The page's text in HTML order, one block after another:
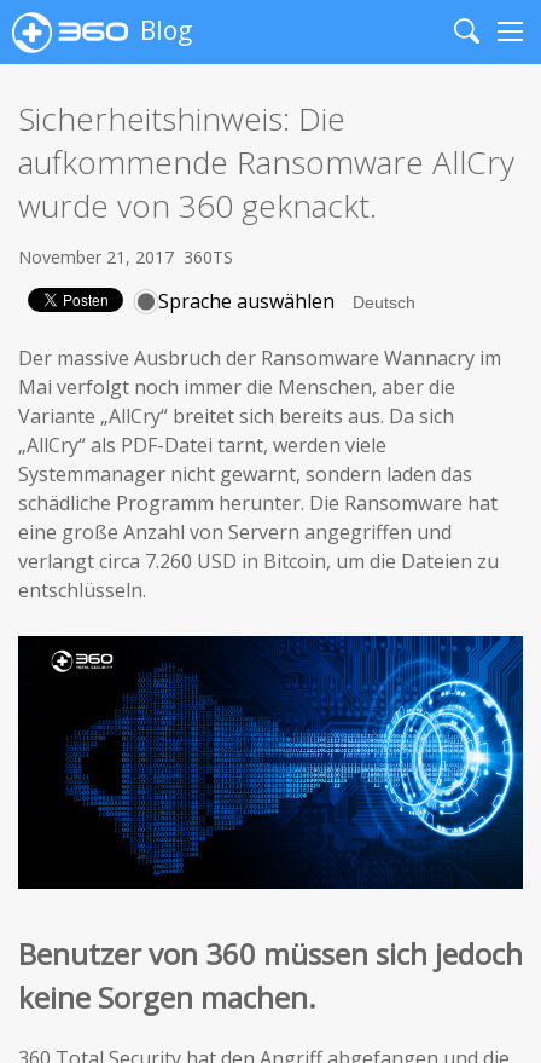
Blog
Search
Sicherheitshinweis: Die
aufkommende Ransomware AllCry
wurde von 360 geknackt.
November 21, 2017 360TS
Sprache auswählen
Der massive Ausbruch der Ransomware Wannacry im
Mai verfolgt noch immer die Menschen, aber die
Variante „AllCry“ breitet sich bereits aus. Da sich
„AllCry“ als PDF-Datei tarnt, werden viele
Systemmanager nicht gewarnt, sondern laden das
schädliche Programm herunter. Die Ransomware hat
eine große Anzahl von Servern angegriffen und
verlangt circa 7.260 USD in Bitcoin, um die Dateien zu
entschlüsseln.
Benutzer von 360 müssen sich jedoch
keine Sorgen machen.